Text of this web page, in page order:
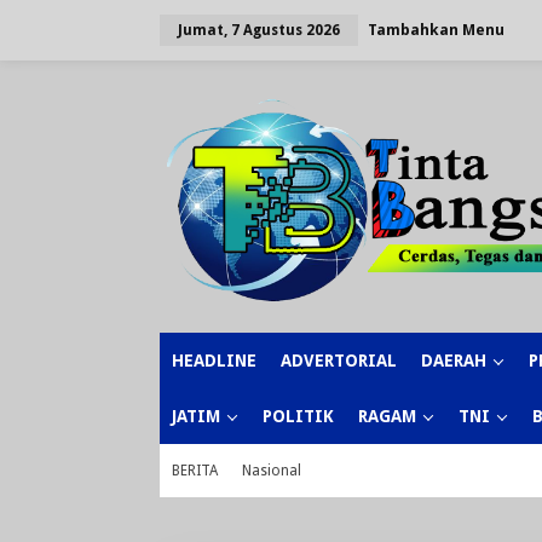
Jumat, 7 Agustus 2026 Tambahkan Menu
HEADLINE ADVERTORIAL DAERAH
JATIM POLITIK RAGAM TNI
BERITA Nasional